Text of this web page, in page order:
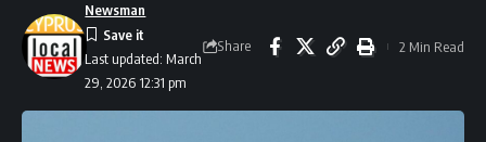
Last updated: March
29, 2026 12:31 pm
Newsman
Share 2 Min Read